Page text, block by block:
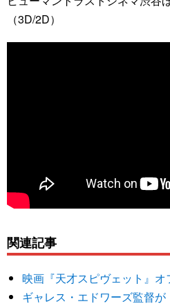
（3D/2D）
関連記事
映画『天才スピヴェット』オ
ギャレス・エドワーズ監督